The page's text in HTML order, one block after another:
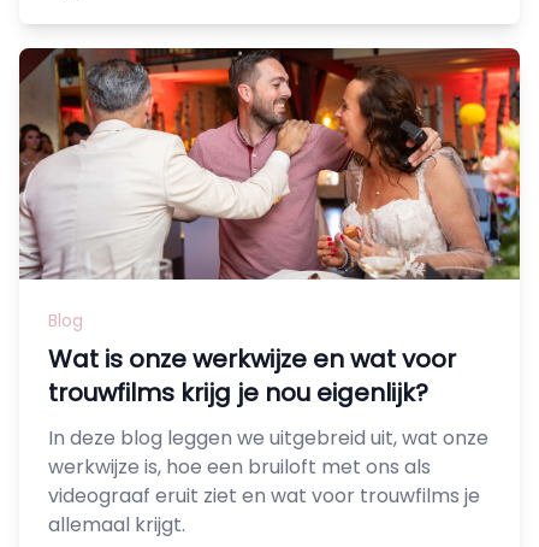
Blog
Wat is onze werkwijze en wat voor
trouwfilms krijg je nou eigenlijk?
In deze blog leggen we uitgebreid uit, wat onze
werkwijze is, hoe een bruiloft met ons als
videograaf eruit ziet en wat voor trouwfilms je
allemaal krijgt.